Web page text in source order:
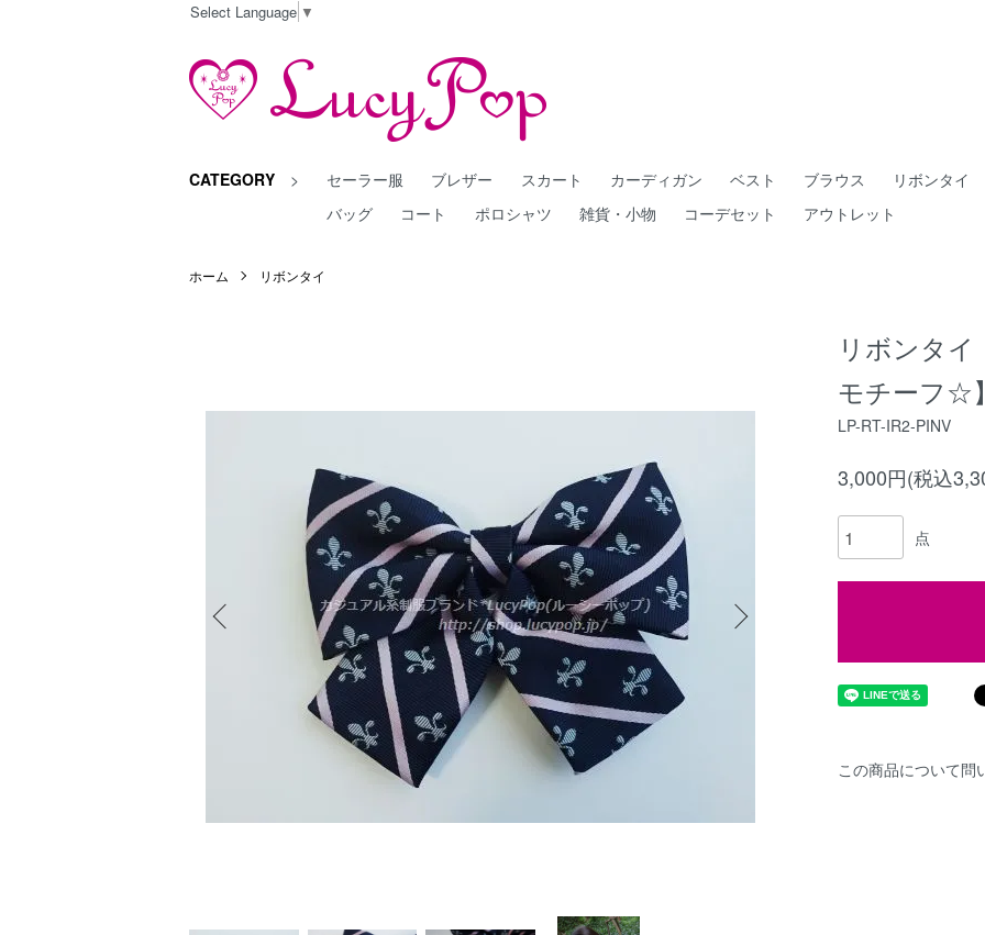
Select Language ▼
CATEGORY > セーラー服 ブレザー スカート カーディガン ベスト ブラウス
リボンタイ
バッグ
コート ポロシャツ 雑貨・小物 コーデセット アウトレット
ホーム リボンタイ
リボンタ
モチーフ☆
LP-RT-IR2-PINV
3,000円(税込
点
この商品について問